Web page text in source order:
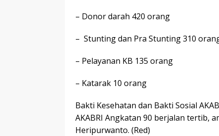
– Donor darah 420 orang
– Stunting dan Pra Stunting 310
– Pelayanan KB 135 orang
– Katarak 10 orang
Bakti Kesehatan dan Bakti Sosial
AKABRI Angkatan 90 berjalan tertib,
Heripurwanto. (Red)